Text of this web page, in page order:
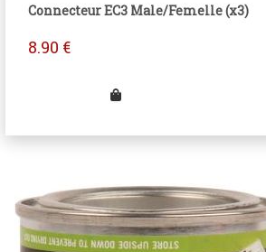
Connecteur EC3 Male/Femelle (x3)
8.90 €